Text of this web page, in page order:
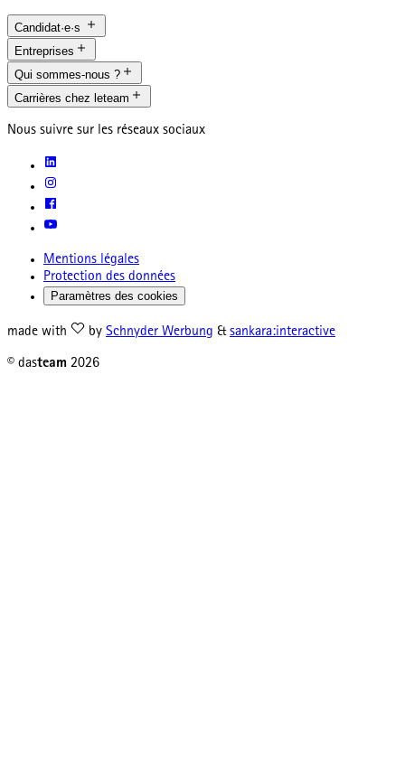
Candidat·e·s
Entreprises
Qui sommes-nous ?
Carrières chez leteam
Nous suivre sur les réseaux sociaux
Mentions légales
Protection des données
Paramètres des cookies
made with by Schnyder Werbung & sankara:interactive
© dasteam 2026